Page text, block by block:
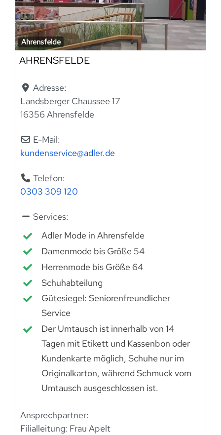
Ahrensfelde
AHRENSFELDE
Adresse:
Landsberger Chaussee 17
16356 Ahrensfelde
E-Mail:
kundenservice@adler.de
Telefon:
0303 309 120
Services:
Adler Mode in Ahrensfelde
Damenmode bis Größe 54
Herrenmode bis Größe 64
Schuhabteilung
Gütesiegel: Seniorenfreundlicher
Service
Der Umtausch ist innerhalb von 14
Tagen mit Etikett und Kassenbon oder
Kundenkarte möglich, Schuhe nur im
Originalkarton, während Schmuck vom
Umtausch ausgeschlossen ist.
Ansprechpartner:
Filialleitung: Frau Apelt